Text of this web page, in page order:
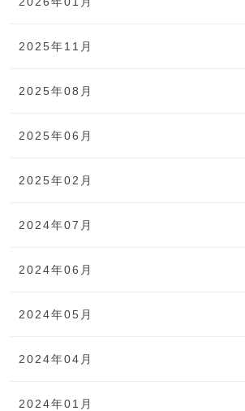
2025年11月
2025年08月
2025年06月
2025年02月
2024年07月
2024年06月
2024年05月
2024年04月
2024年01月